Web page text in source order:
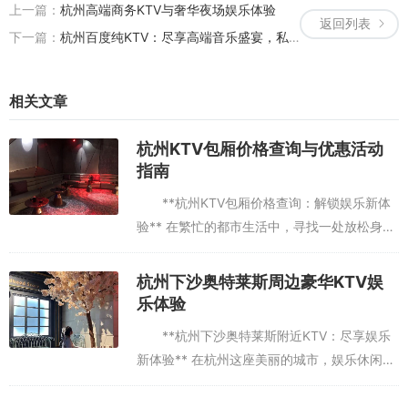
返回列表
上一篇： 杭州高端商务KTV与奢华夜场娱乐体验
下一篇： 杭州百度纯KTV：尽享高端音乐盛宴，私密包厢尊享无限
相关文章
杭州KTV包厢价格查询与优惠活动
指南
**杭州KTV包厢价格查询：解锁娱乐新体
验** 在繁忙的都市生活中，寻找一处放松身心
的娱乐之地，成为了许多人的需求。杭州，这
座历史悠久而又充满活力的城市，以其丰富的
文化娱乐资源吸引了...
杭州下沙奥特莱斯周边豪华KTV娱
乐体验
**杭州下沙奥特莱斯附近KTV：尽享娱乐
新体验** 在杭州这座美丽的城市，娱乐休闲场
所琳琅满目，而下沙奥特莱斯附近的KTV更是